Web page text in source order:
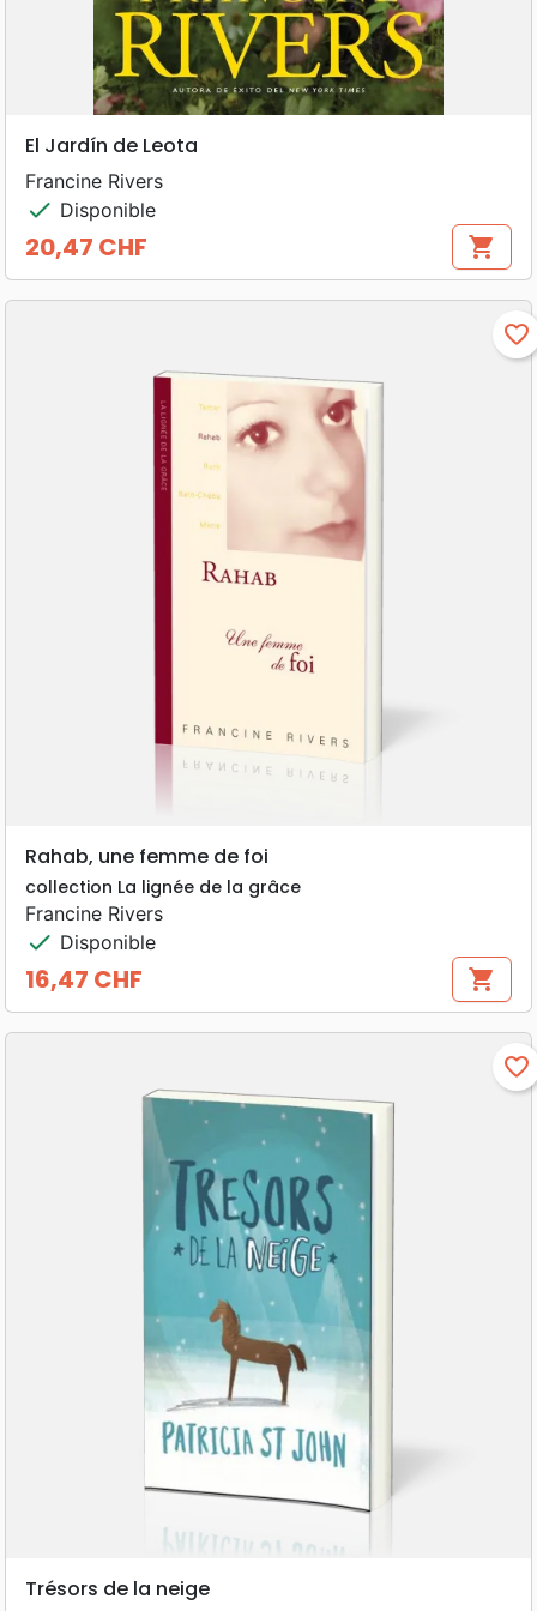
El Jardín de Leota
Francine Rivers
check Disponible
Prix
20,47 CHF shopping_cart
favorite_border
Rahab, une femme de foi
collection La lignée de la grâce
Francine Rivers
check Disponible
Prix
16,47 CHF shopping_cart
favorite_border
Trésors de la neige